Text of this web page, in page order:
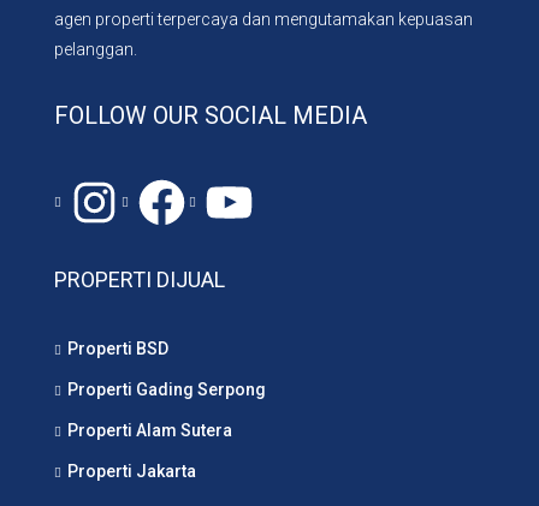
agen properti terpercaya dan mengutamakan kepuasan
pelanggan.
FOLLOW OUR SOCIAL MEDIA
Instagram
# YouTube
PROPERTI DIJUAL
Properti BSD
Properti Gading Serpong
Properti Alam Sutera
Properti Jakarta